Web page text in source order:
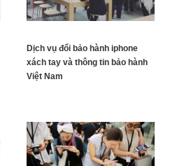
Dịch vụ đổi bảo hành iphone
xách tay và thông tin bảo hành
Việt Nam